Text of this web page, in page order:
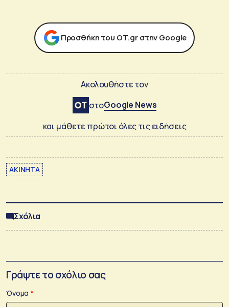
Προσθήκη του ΟΤ.gr στην Google
Ακολουθήστε τον
στοGoogle News
και μάθετε πρώτοι όλες τις ειδήσεις
ΑΚΙΝΗΤΑ
Σχόλια
Γράψτε το σχόλιο σας
Όνομα